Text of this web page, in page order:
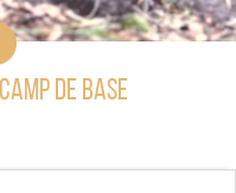
de Base